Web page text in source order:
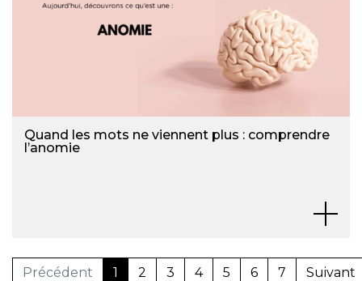
Quand les mots ne viennent plus : comprendre
l’anomie
Précédent 1 2 3 4 5 6 7 Suivant